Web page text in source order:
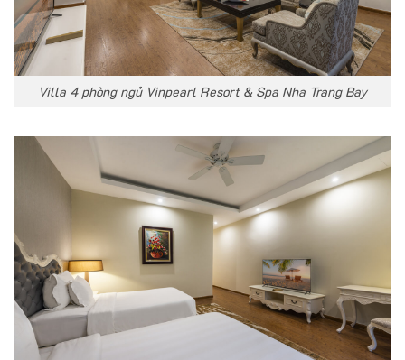
Villa 4 phòng ngủ Vinpearl Resort & Spa Nha Trang Bay